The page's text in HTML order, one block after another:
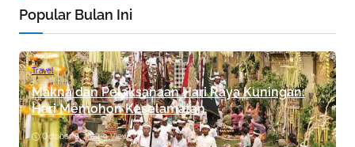
Popular Bulan Ini
Travel
Makna dan Pelaksanaan Hari Raya Kuningan:
Hari Memohon Keselamatan
October 8, 2024•9 Views